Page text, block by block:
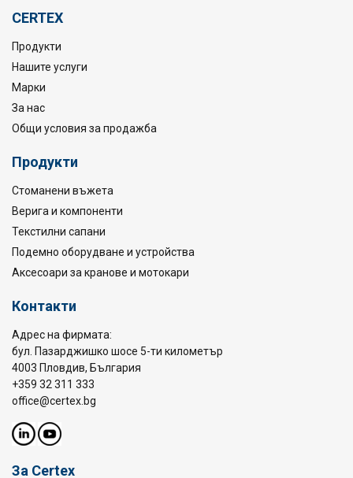
CERTEX
Продукти
Нашите услуги
Марки
За нас
Общи условия за продажба
Продукти
Стоманени въжета
Верига и компоненти
Текстилни сапани
Подемно оборудване и устройства
Аксесоари за кранове и мотокари
Контакти
Адрес на фирмата:
бул. Пазарджишко шосе 5-ти километър
4003 Пловдив, България
+359 32 311 333
office@certex.bg
За Certex